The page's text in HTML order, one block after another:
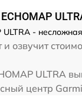
-
озвучит
ULTRA
центр